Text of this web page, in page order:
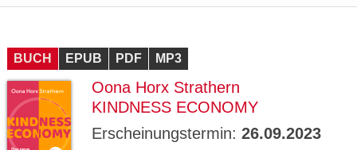
BUCH EPUB PDF MP3
Oona Horx Strathern
KINDNESS ECONOMY
Erscheinungstermin: 26.09.2023
Name Zweck
ESSION
_ID
verlag.
de
Session verwendet
GV_CO
OKIES
gabal-
Speichert den Zustimmungsstatus des
Domäne.